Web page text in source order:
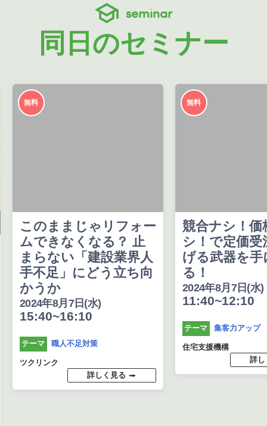
seminar
同日のセミナー
無料
このままじゃリフォー
ムできなくなる？ 止
まらない「建設業界人
手不足」にどう立ち向
かうか
2024年8月7日(水)
15:40~16:10
テーマ 職人不足対策
ツクリンク
詳しく見る
無料
競合ナシ！価
シ！で定価受
げる武器を手
る！
2024年8月7日(水)
11:40~12:10
テーマ 集客力アップ
住宅支援機構
詳